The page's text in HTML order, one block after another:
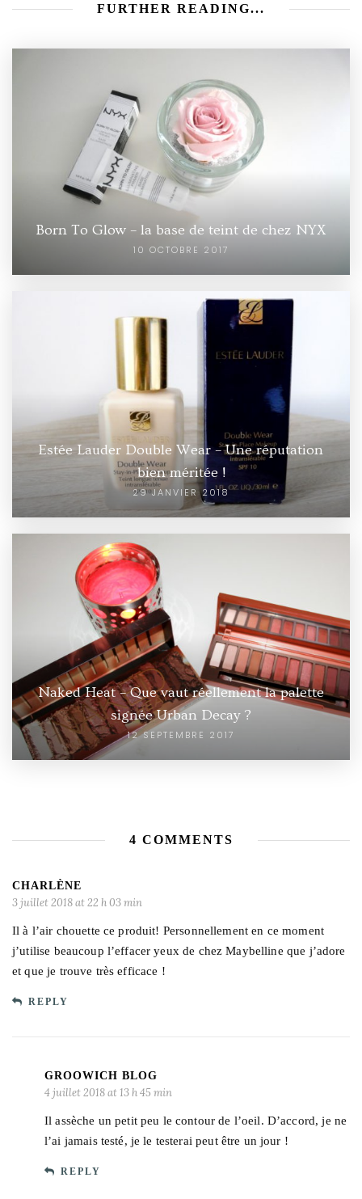
FURTHER READING...
Born To Glow – la base de teint de chez NYX
10 OCTOBRE 2017
Estée Lauder Double Wear – Une réputation
bien méritée !
29 JANVIER 2018
Naked Heat – Que vaut réellement la palette
signée Urban Decay ?
12 SEPTEMBRE 2017
4 COMMENTS
CHARLÈNE
3 juillet 2018 at 22 h 03 min
Il à l’air chouette ce produit! Personnellement en ce moment
j’utilise beaucoup l’effacer yeux de chez Maybelline que j’adore
et que je trouve très efficace !
REPLY
GROOWICH BLOG
4 juillet 2018 at 13 h 45 min
Il assèche un petit peu le contour de l’oeil. D’accord, je ne
l’ai jamais testé, je le testerai peut être un jour !
REPLY